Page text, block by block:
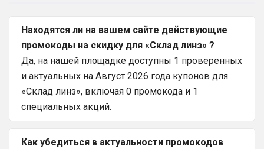
Находятся ли на вашем сайте действующие
промокоды на скидку для «Склад линз» ?
Да, на нашей площадке доступны 1 проверенных
и актуальных на Август 2026 года купонов для
«Склад линз», включая 0 промокода и 1
специальных акций.
Как убедиться в актуальности промокодов